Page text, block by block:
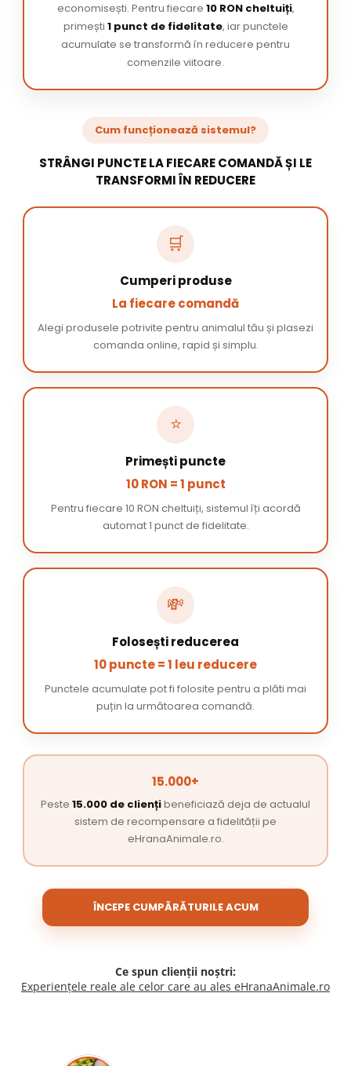
economisești. Pentru fiecare 10 RON cheltuiți,
primești 1 punct de fidelitate, iar punctele
acumulate se transformă în reducere pentru
comenzile viitoare.
Cum funcționează sistemul?
STRÂNGI PUNCTE LA FIECARE COMANDĂ ȘI LE
TRANSFORMI ÎN REDUCERE
🛒
Cumperi produse
La fiecare comandă
Alegi produsele potrivite pentru animalul tău și plasezi
comanda online, rapid și simplu.
⭐
Primești puncte
10 RON = 1 punct
Pentru fiecare 10 RON cheltuiți, sistemul îți acordă
automat 1 punct de fidelitate.
💸
Folosești reducerea
10 puncte = 1 leu reducere
Punctele acumulate pot fi folosite pentru a plăti mai
puțin la următoarea comandă.
15.000+
Peste 15.000 de cliențibeneficiază deja de actualul
sistem de recompensare a fidelității pe
eHranaAnimale.ro.
ÎNCEPE CUMPĂRĂTURILE ACUM
Ce spun clienții noștri:
Experiențele reale ale celor care au ales eHranaAnimale.ro